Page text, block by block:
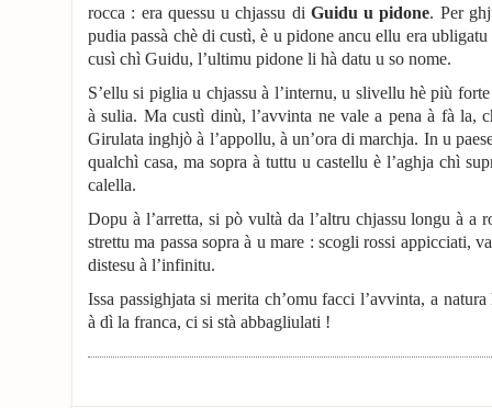
rocca : era quessu u chjassu di Guidu u pidone. Per
pudia passà chè di custì, è u pidone ancu ellu era
cusì chì Guidu, l’ultimu pidone li hà datu u so nome.
S’ellu si piglia u chjassu à l’internu, u slivellu hè più
à sulia. Ma custì dinù, l’avvinta ne vale a pena à fà la,
Girulata inghjò à l’appollu, à un’ora di marchja. In u
qualchì casa, ma sopra à tuttu u castellu è l’aghja chì
calella.
Dopu à l’arretta, si pò vultà da l’altru chjassu longu à a
strettu ma passa sopra à u mare : scogli rossi appicciati,
distesu à l’infinitu.
Issa passighjata si merita ch’omu facci l’avvinta, a
à dì la franca, ci si stà abbagliulati !